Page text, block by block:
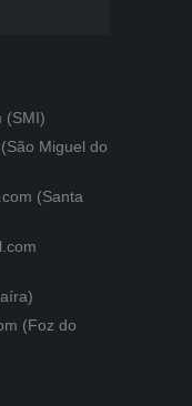
(SMI)
Miguel do
(Santa
(Foz do